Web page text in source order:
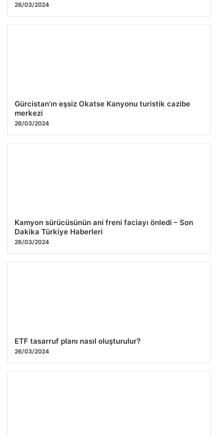
26/03/2024
Gürcistan'ın eşsiz Okatse Kanyonu turistik cazibe
merkezi
26/03/2024
Kamyon sürücüsünün ani freni faciayı önledi – Son
Dakika Türkiye Haberleri
26/03/2024
ETF tasarruf planı nasıl oluşturulur?
26/03/2024